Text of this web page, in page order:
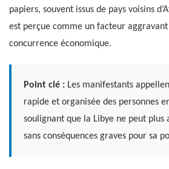
papiers, souvent issus de pays voisins
est perçue comme un facteur
concurrence économique.
Point clé : Les manifestants
rapide et organisée des personnes
soulignant que la Libye ne peut plus
sans conséquences graves pour sa